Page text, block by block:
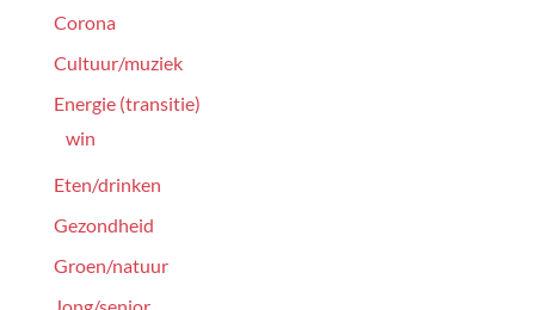
Corona
Cultuur/muziek
Energie (transitie)
win
Eten/drinken
Gezondheid
Groen/natuur
Jong/senior